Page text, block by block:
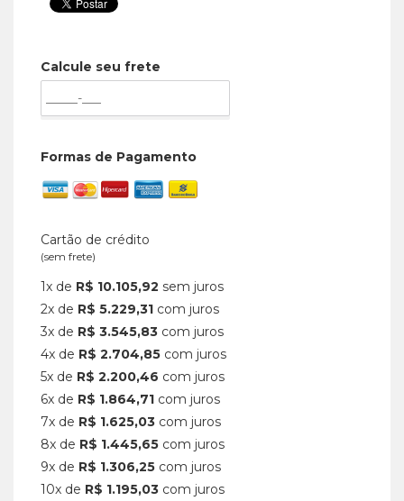
Calcule seu frete
Formas de Pagamento
Cartão de crédito
(sem frete)
1x de R$ 10.105,92 sem juros
2x de R$ 5.229,31 com juros
3x de R$ 3.545,83 com juros
4x de R$ 2.704,85 com juros
5x de R$ 2.200,46 com juros
6x de R$ 1.864,71 com juros
7x de R$ 1.625,03 com juros
8x de R$ 1.445,65 com juros
9x de R$ 1.306,25 com juros
10x de R$ 1.195,03 com juros